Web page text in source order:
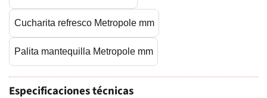
Cucharita refresco Metropole mm
Palita mantequilla Metropole mm
Especificaciones técnicas